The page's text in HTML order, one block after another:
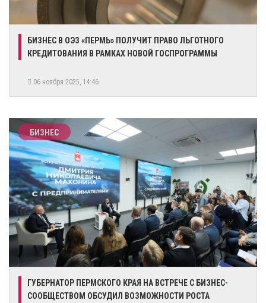
БИЗНЕС В ОЭЗ «ПЕРМЬ» ПОЛУЧИТ ПРАВО ЛЬГОТНОГО
КРЕДИТОВАНИЯ В РАМКАХ НОВОЙ ГОСПРОГРАММЫ
06 ноября 2025, 14:46
БИЗНЕС
ГУБЕРНАТОР ПЕРМСКОГО КРАЯ НА ВСТРЕЧЕ С БИЗНЕС-
СООБЩЕСТВОМ ОБСУДИЛ ВОЗМОЖНОСТИ РОСТА